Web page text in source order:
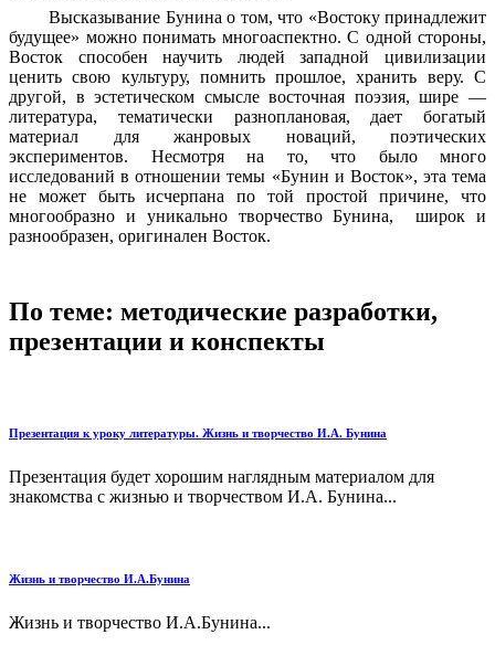
Высказывание Бунина о том, что «Востоку принадлежит
будущее» можно понимать многоаспектно. С одной стороны,
Восток способен научить людей западной цивилизации
ценить свою культуру, помнить прошлое, хранить веру. С
другой, в эстетическом смысле восточная поэзия, шире —
литература, тематически разноплановая, дает богатый
материал для жанровых новаций, поэтических
экспериментов. Несмотря на то, что было много
исследований в отношении темы «Бунин и Восток», эта тема
не может быть исчерпана по той простой причине, что
многообразно и уникально творчество Бунина, широк и
разнообразен, оригинален Восток.
По теме: методические разработки,
презентации и конспекты
Презентация к уроку литературы. Жизнь и творчество И.А. Бунина
Презентация будет хорошим наглядным материалом для
знакомства с жизнью и творчеством И.А. Бунина...
Жизнь и творчество И.А.Бунина
Жизнь и творчество И.А.Бунина...